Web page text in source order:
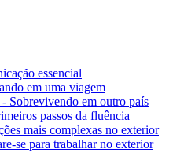
essencial
em uma viagem
Sobrevivendo em outro país
passos da fluência
mais complexas no exterior
se para trabalhar no exterior